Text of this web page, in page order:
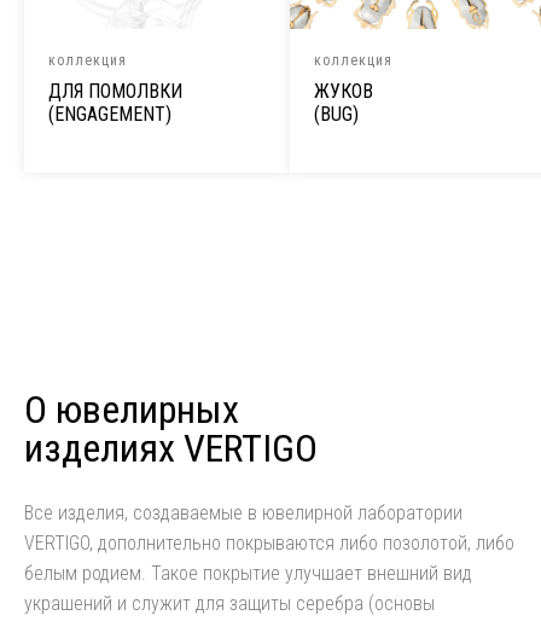
коллекция
ДЛЯ ПОМОЛВКИ
(ENGAGEMENT)
коллекция
ЖУКОВ
(BUG)
О ювелирных
изделиях VERTIGO
Все изделия, создаваемые в ювелирной лаборатории
VERTIGO, дополнительно покрываются либо позолотой, либо
белым родием. Такое покрытие улучшает внешний вид
украшений и служит для защиты серебра (основы